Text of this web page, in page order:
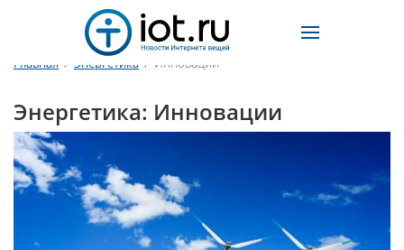
Главная / Энергетика / Инновации
Энергетика: Инновации